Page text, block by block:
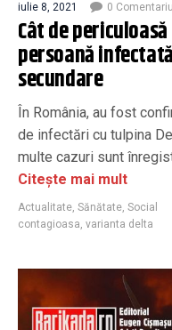
iulie 8, 2021 0 Comentariu
Cât de
persoană
secundare
În România, au fost
de infectări cu tulpina
multe cazuri sunt
Citește mai mult
Actualitate, Sănătate, Social
contagioasa, varianta delta